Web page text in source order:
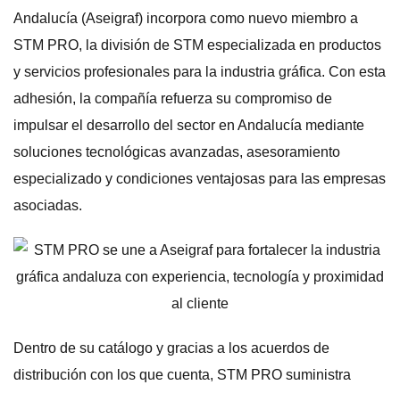
Andalucía (Aseigraf) incorpora como nuevo miembro a
STM PRO, la división de STM especializada en productos
y servicios profesionales para la industria gráfica. Con esta
adhesión, la compañía refuerza su compromiso de
impulsar el desarrollo del sector en Andalucía mediante
soluciones tecnológicas avanzadas, asesoramiento
especializado y condiciones ventajosas para las empresas
asociadas.
Dentro de su catálogo y gracias a los acuerdos de
distribución con los que cuenta, STM PRO suministra